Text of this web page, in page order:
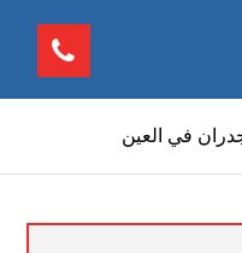
في العين